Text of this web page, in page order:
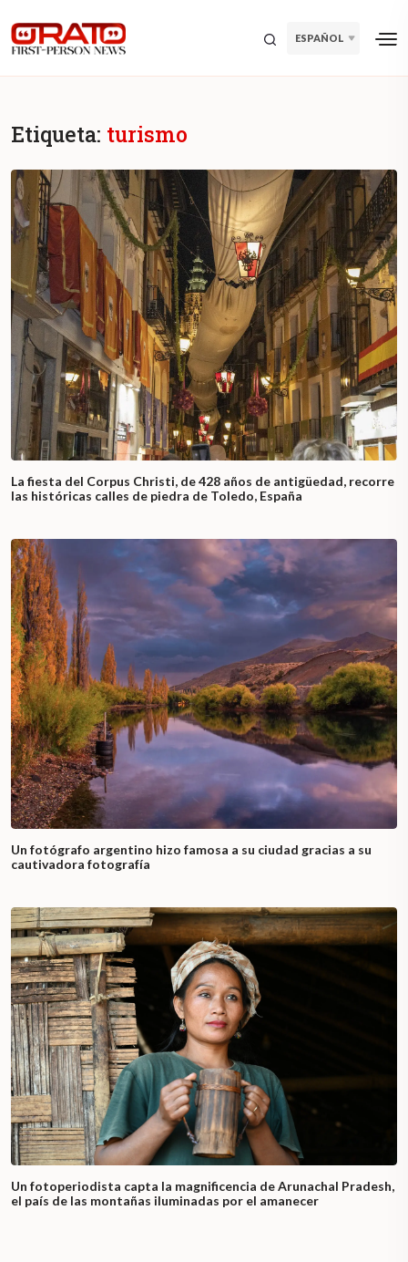
ESPAÑOL
Etiqueta: turismo
La fiesta del Corpus Christi, de 428 años de antigüedad, recorre
las históricas calles de piedra de Toledo, España
Un fotógrafo argentino hizo famosa a su ciudad gracias a su
cautivadora fotografía
Un fotoperiodista capta la magnificencia de Arunachal Pradesh,
el país de las montañas iluminadas por el amanecer